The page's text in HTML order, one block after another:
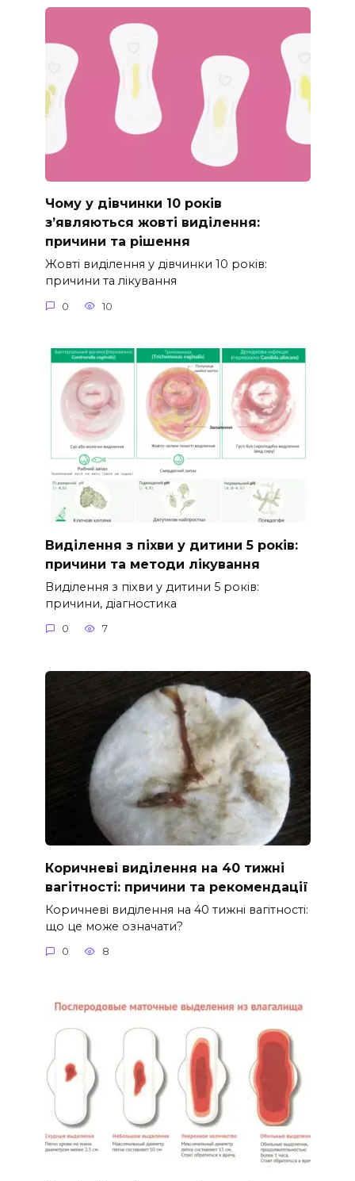
Чому у дівчинки 10 років
з’являються жовті виділення:
причини та рішення
Жовті виділення у дівчинки 10 років:
причини та лікування
0 10
Виділення з піхви у дитини 5 років:
причини та методи лікування
Виділення з піхви у дитини 5 років:
причини, діагностика
0 7
Коричневі виділення на 40 тижні
вагітності: причини та рекомендації
Коричневі виділення на 40 тижні вагітності:
що це може означати?
0 8